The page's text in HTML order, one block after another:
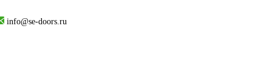
info@se-doors.ru